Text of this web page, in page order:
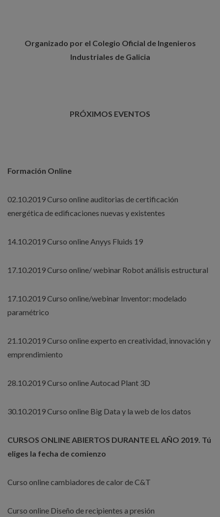
Organizado por el Colegio Oficial de Ingenieros
Industriales de Galicia
PRÓXIMOS EVENTOS
Formación Online
02.10.2019 Curso online auditorias de certificación
energética de edificaciones nuevas y existentes
14.10.2019 Curso online Anyys Fluids 19
17.10.2019 Curso online/ webinar Robot análisis estructural
17.10.2019 Curso online/webinar Inventor: modelado
paramétrico
21.10.2019 Curso online experto en creatividad, innovación y
emprendimiento
28.10.2019 Curso online Autocad Plant 3D
30.10.2019 Curso online Big Data y la web de los datos
CURSOS ONLINE ABIERTOS DURANTE EL AÑO 2019. Tú
eliges la fecha de comienzo
Curso online cambiadores de calor de C&T
Curso online Diseño de recipientes a presión